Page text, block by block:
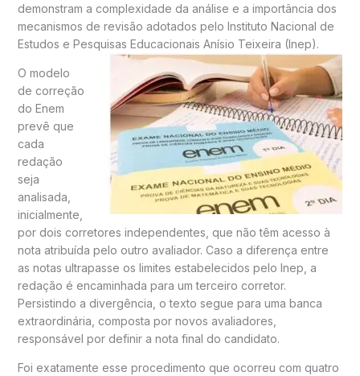
demonstram a complexidade da análise e a importância dos
mecanismos de revisão adotados pelo Instituto Nacional de
Estudos e Pesquisas Educacionais Anísio Teixeira (Inep).
O modelo
de correção
do Enem
prevê que
cada
redação
seja
analisada,
inicialmente,
por dois corretores independentes, que não têm acesso à
nota atribuída pelo outro avaliador. Caso a diferença entre
as notas ultrapasse os limites estabelecidos pelo Inep, a
redação é encaminhada para um terceiro corretor.
Persistindo a divergência, o texto segue para uma banca
extraordinária, composta por novos avaliadores,
responsável por definir a nota final do candidato.
Foi exatamente esse procedimento que ocorreu com quatro